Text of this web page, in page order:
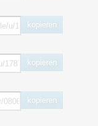
kopieren
kopieren
kopieren